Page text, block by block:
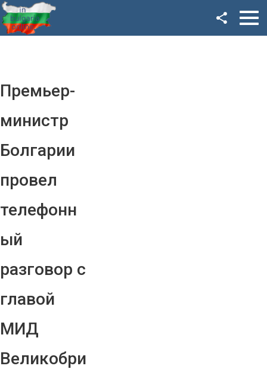
Премьер-
министр
Болгарии
провел
телефонн
ый
разговор с
главой
МИД
Великобри